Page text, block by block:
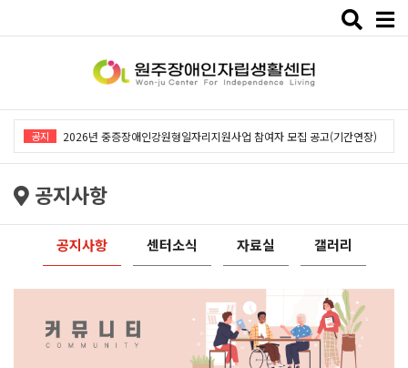
Toggle
공지 2026년 중증장애인강원형일자리지원사업 참여자 모집 공고(기간연장)
2026년 원주장애인자립생활센터 사회복지사 채용공고
2026년 중증장애인동료상담사업 동료상담가 모집공고
2026년 중증장애인강원형일자리지원사업 참여자 모집 공고(기간연장)
2026년 원주장애인자립생활센터 사회복지사 채용공고
2026년 중증장애인동료상담사업 동료상담가 모집공고
공지사항
공지사항 센터소식 자료실 갤러리